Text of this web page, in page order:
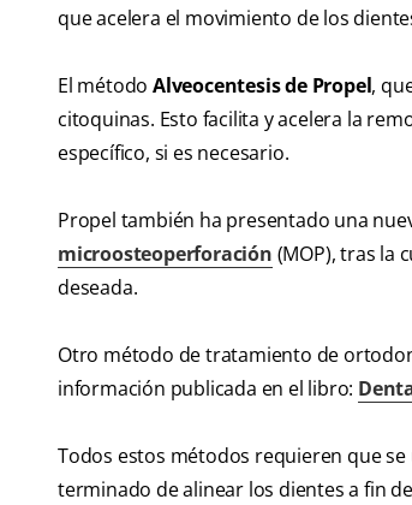
que acelera el movimiento de los
El método Alveocentesis de Propel,
citoquinas. Esto facilita y acelera la
específico, si es necesario.
Propel también ha presentado una
microosteoperforación (MOP), tras la
deseada.
Otro método de tratamiento de
información publicada en el libro:
Todos estos métodos requieren que
terminado de alinear los dientes a fin